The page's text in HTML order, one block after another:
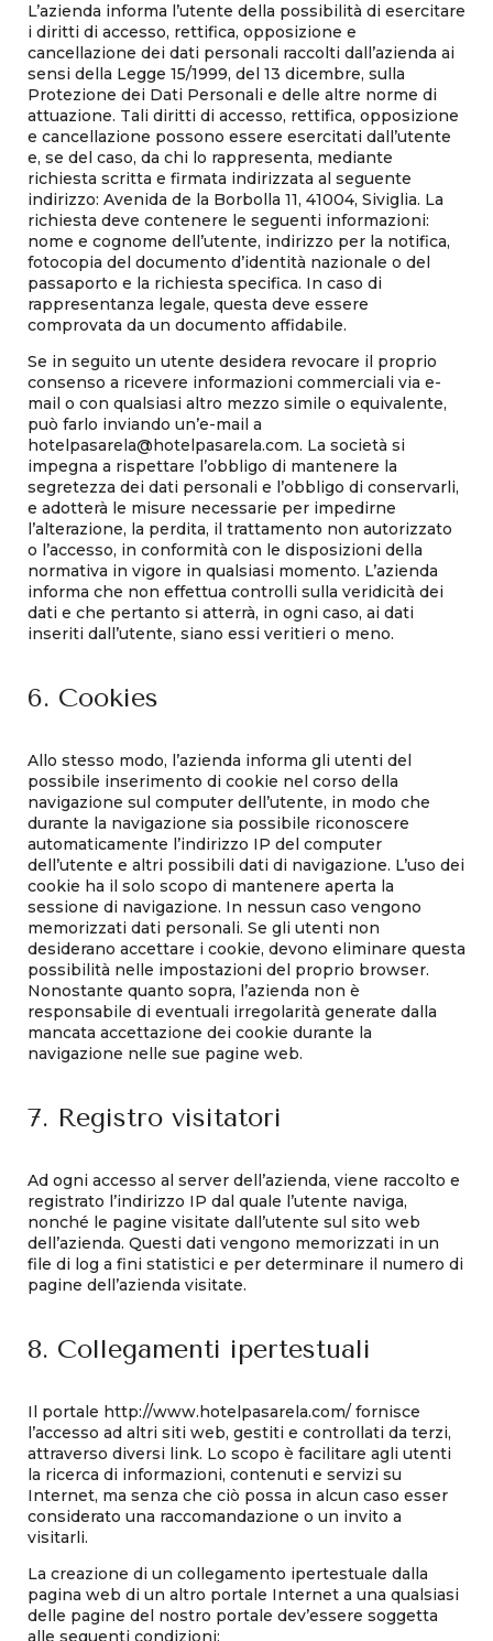
L’azienda informa l’utente della possibilità di esercitare
i diritti di accesso, rettifica, opposizione e
cancellazione dei dati personali raccolti dall’azienda ai
sensi della Legge 15/1999, del 13 dicembre, sulla
Protezione dei Dati Personali e delle altre norme di
attuazione. Tali diritti di accesso, rettifica, opposizione
e cancellazione possono essere esercitati dall’utente
e, se del caso, da chi lo rappresenta, mediante
richiesta scritta e firmata indirizzata al seguente
indirizzo: Avenida de la Borbolla 11, 41004, Siviglia. La
richiesta deve contenere le seguenti informazioni:
nome e cognome dell’utente, indirizzo per la notifica,
fotocopia del documento d’identità nazionale o del
passaporto e la richiesta specifica. In caso di
rappresentanza legale, questa deve essere
comprovata da un documento affidabile.
Se in seguito un utente desidera revocare il proprio
consenso a ricevere informazioni commerciali via e-
mail o con qualsiasi altro mezzo simile o equivalente,
può farlo inviando un’e-mail a
hotelpasarela@hotelpasarela.com. La società si
impegna a rispettare l’obbligo di mantenere la
segretezza dei dati personali e l’obbligo di conservarli,
e adotterà le misure necessarie per impedirne
l’alterazione, la perdita, il trattamento non autorizzato
o l’accesso, in conformità con le disposizioni della
normativa in vigore in qualsiasi momento. L’azienda
informa che non effettua controlli sulla veridicità dei
dati e che pertanto si atterrà, in ogni caso, ai dati
inseriti dall’utente, siano essi veritieri o meno.
6. Cookies
Allo stesso modo, l’azienda informa gli utenti del
possibile inserimento di cookie nel corso della
navigazione sul computer dell’utente, in modo che
durante la navigazione sia possibile riconoscere
automaticamente l’indirizzo IP del computer
dell’utente e altri possibili dati di navigazione. L’uso dei
cookie ha il solo scopo di mantenere aperta la
sessione di navigazione. In nessun caso vengono
memorizzati dati personali. Se gli utenti non
desiderano accettare i cookie, devono eliminare questa
possibilità nelle impostazioni del proprio browser.
Nonostante quanto sopra, l’azienda non è
responsabile di eventuali irregolarità generate dalla
mancata accettazione dei cookie durante la
navigazione nelle sue pagine web.
7. Registro visitatori
Ad ogni accesso al server dell’azienda, viene raccolto e
registrato l’indirizzo IP dal quale l’utente naviga,
nonché le pagine visitate dall’utente sul sito web
dell’azienda. Questi dati vengono memorizzati in un
file di log a fini statistici e per determinare il numero di
pagine dell’azienda visitate.
8. Collegamenti ipertestuali
Il portale http://www.hotelpasarela.com/ fornisce
l’accesso ad altri siti web, gestiti e controllati da terzi,
attraverso diversi link. Lo scopo è facilitare agli utenti
la ricerca di informazioni, contenuti e servizi su
Internet, ma senza che ciò possa in alcun caso esser
considerato una raccomandazione o un invito a
visitarli.
La creazione di un collegamento ipertestuale dalla
pagina web di un altro portale Internet a una qualsiasi
delle pagine del nostro portale dev’essere soggetta
alle seguenti condizioni: